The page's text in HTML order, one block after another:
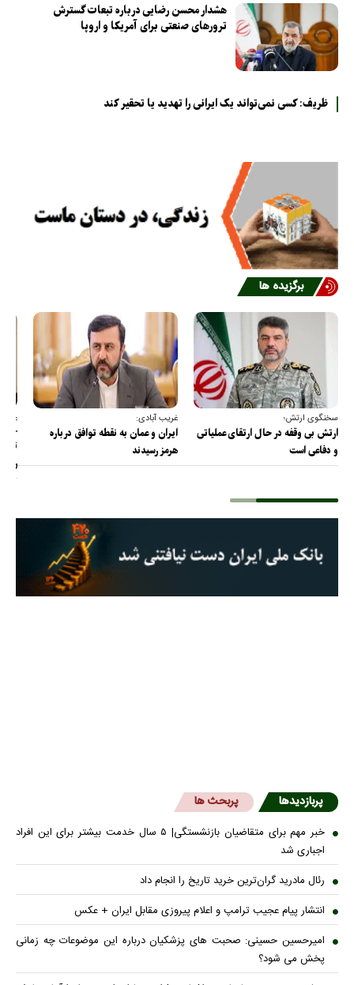
هشدار محسن رضایی درباره تبعات گسترش
ترورهای صنعتی برای آمریکا و اروپا
ظریف: کسی نمی‌تواند یک ایرانی را تهدید یا تحقیر کند
برگزیده ها
سخنگوی ارتش؛
ارتش بی وقفه در حال ارتقای عملیاتی
و دفاعی است
غریب آبادی:
ایران و عمان به نقطه توافق درباره
هرمز رسیدند
عضو
را
پربازدیدها پربحث ها
خبر مهم برای متقاضیان بازنشستگی| ۵ سال خدمت بیشتر برای این افراد
اجباری شد
رئال مادرید گران‌ترین خرید تاریخ را انجام داد
انتشار پیام عجیب ترامپ و اعلام پیروزی مقابل ایران + عکس
امیرحسین حسینی: صحبت های پزشکیان درباره این موضوعات چه زمانی
پخش می شود؟